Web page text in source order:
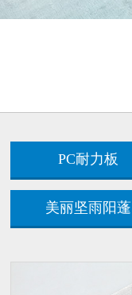
PC耐力板
美丽坚雨阳蓬